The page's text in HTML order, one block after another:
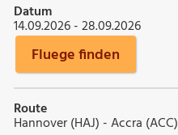
Datum
14.09.2026 - 28.09.2026
Fluege finden
Route
Hannover (HAJ) - Accra (ACC)